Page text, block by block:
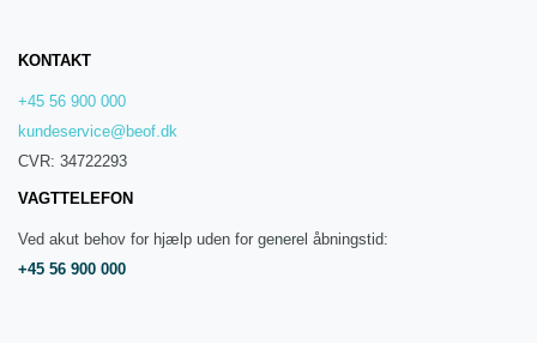
KONTAKT
+45 56 900 000
kundeservice@beof.dk
CVR: 34722293
VAGTTELEFON
Ved akut behov for hjælp uden for generel åbningstid:
+45 56 900 000